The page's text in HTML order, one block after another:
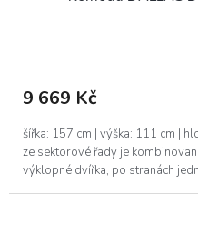
9 669 Kč
šířka: 157 cm | výška: 111 cm |
ze sektorové řady je
výklopné dvířka, po stranách